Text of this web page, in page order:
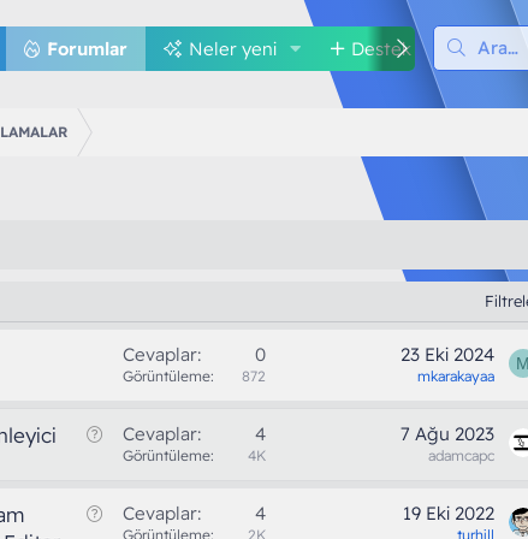
Forumlar Neler yeni Destek
Cevaplar 0
Görüntüleme 872
23 Eki 2024
mkarakayaa
M
Cevaplar 4
Görüntüleme 4K
7 Ağu 2023
adamcapc
Cevaplar 4
Görüntüleme 2K
19 Eki 2022
turhill